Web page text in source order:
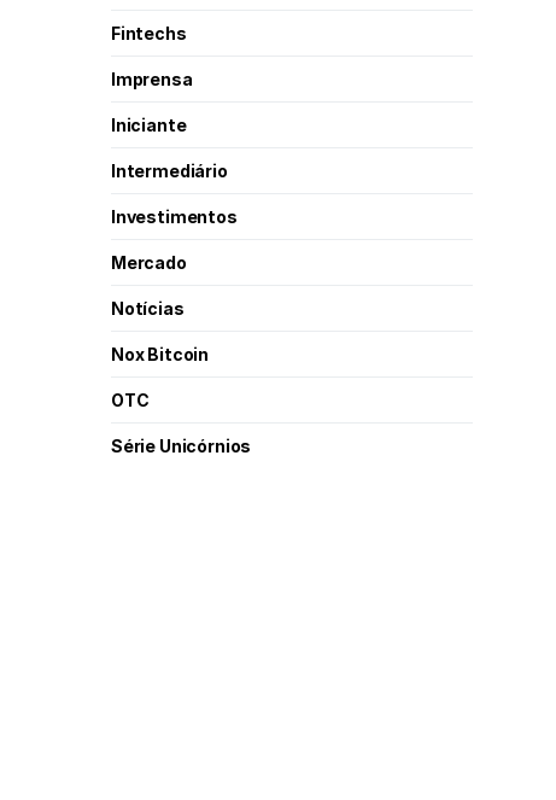
Fintechs
Imprensa
Iniciante
Intermediário
Investimentos
Mercado
Notícias
Nox Bitcoin
OTC
Série Unicórnios